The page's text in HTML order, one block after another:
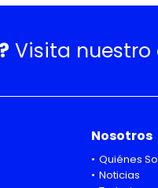
Visita
Nosotros
Quiénes
Noticias